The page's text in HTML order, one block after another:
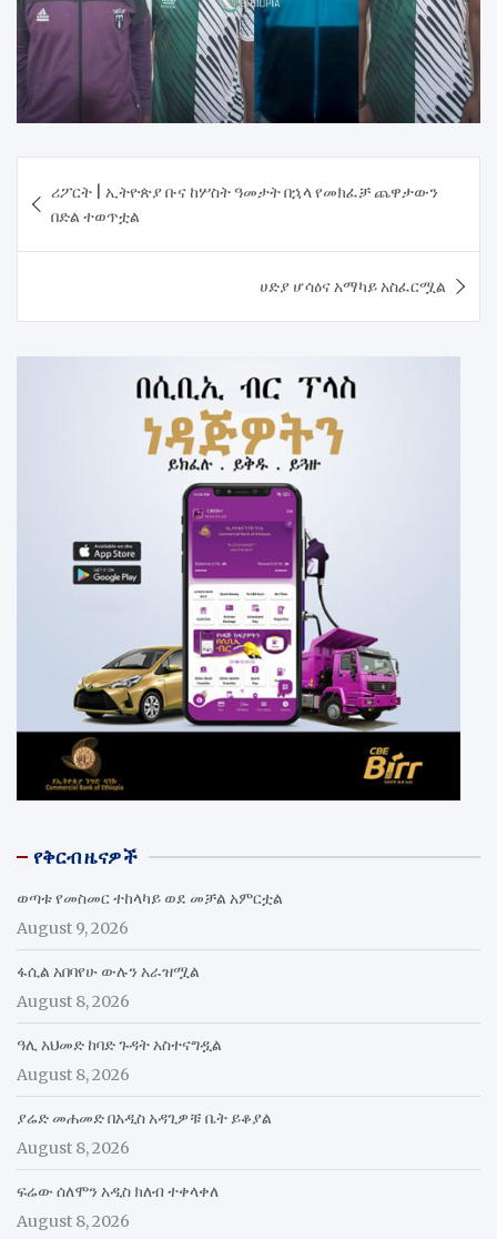
navigation
ሪፖርት | ኢትዮጵያ ቡና ከሦስት ዓመታት በኋላ የመክፈቻ ጨዋታውን
በድል ተወጥቷል
ሀድያ ሆሳዕና አማካይ አስፈርሟል
የቅርብ ዜናዎች
ወጣቱ የመስመር ተከላካይ ወደ መቻል አምርቷል
August 9, 2026
ፋሲል አበባየሁ ውሉን አራዝሟል
August 8, 2026
ዓሊ አህመድ ከባድ ጉዳት አስተናግዷል
August 8, 2026
ያሬድ መሐመድ በአዲስ አዳጊዎቹ ቤት ይቆያል
August 8, 2026
ፍሬው ሰለሞን አዲስ ክለብ ተቀላቀለ
August 8, 2026